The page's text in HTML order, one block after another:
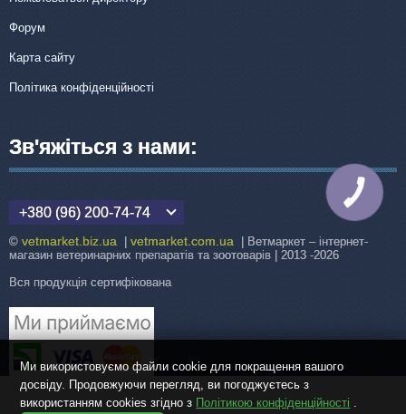
Форум
Карта сайту
Політика конфіденційності
Зв'яжіться з нами:
+380 (96) 200-74-74
© vetmarket.biz.ua vetmarket.com.ua | Ветмаркет – інтернет-
магазин ветеринарних препаратів та зоотоварів | 2013 -2026
Вся продукція сертифікована
Ми використовуємо файли cookie для покращення вашого
досвіду. Продовжуючи перегляд, ви погоджуєтесь з
використанням cookies згідно з Політикою конфіденційності .
КНОПКА
ЗВ'ЯЗКУ